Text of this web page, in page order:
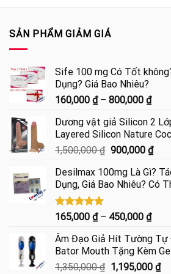
SẢN PHẨM GIẢM GIÁ
Sife 100 mg Có Tốt
Dụng? Giá Bao Nhiêu?
160,000 ₫ – 800,000 ₫
từ
đến
Dương vật giả Silicon 2
Layered Silicon Nature
1,500,000₫ Giá
là:
1,500,000 ₫.
900,000 ₫Giá
tại
là:
Desilmax 100mg Là Gì?
Dụng, Giá Bao Nhiêu? Có
Được xếp
5.00
5 sao
165,000 ₫ – 450,000 ₫
từ
đến
Âm Đạo Giả Hít Tường Tự
Bator Mouth Tặng Kèm
1,350,000₫ Giá
1,195,000 ₫Giá